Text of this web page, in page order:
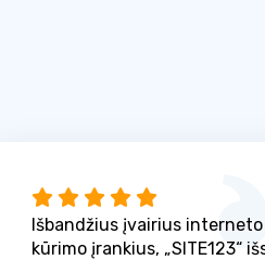
Išbandžius įvairius
kūrimo įrankius, „SITE123“